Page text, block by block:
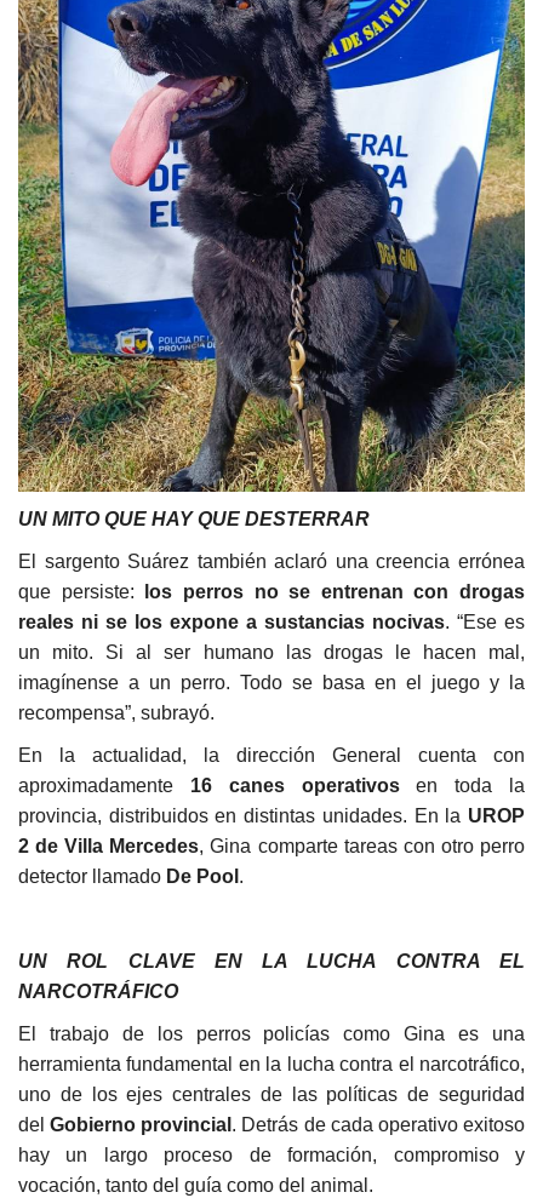
UN MITO QUE HAY QUE DESTERRAR
El sargento Suárez también aclaró una creencia errónea
que persiste:
los perros no se entrenan con drogas
reales ni se los expone a sustancias nocivas. “Ese es
un mito. Si al ser humano las drogas le hacen mal,
imagínense a un perro. Todo se basa en el juego y la
recompensa”, subrayó.
En la actualidad, la dirección General cuenta con
aproximadamente 16 canes operativosen toda la
provincia, distribuidos en distintas unidades. En la UROP
2 de Villa Mercedes, Gina comparte tareas con otro perro
detector llamado De Pool .
UN ROL CLAVE EN LA LUCHA CONTRA EL
NARCOTRÁFICO
El trabajo de los perros policías como Gina es una
herramienta fundamental en la lucha contra el narcotráfico,
uno de los ejes centrales de las políticas de seguridad
delGobierno provincial . Detrás de cada operativo exitoso
hay un largo proceso de formación, compromiso y
vocación, tanto del guía como del animal.